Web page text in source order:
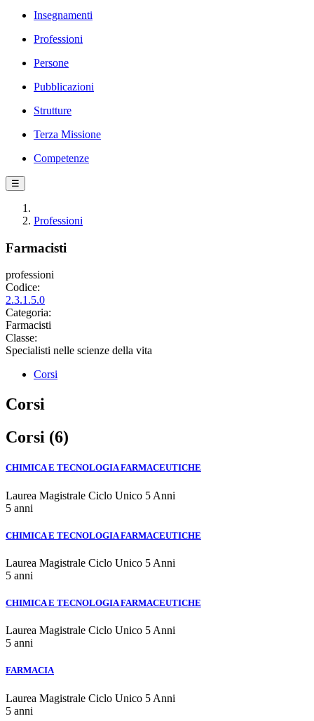
Insegnamenti
Professioni
Persone
Pubblicazioni
Strutture
Terza Missione
Competenze
☰
Professioni
Farmacisti
professioni
Codice:
2.3.1.5.0
Categoria:
Farmacisti
Classe:
Specialisti nelle scienze della vita
Corsi
Corsi
Corsi (6)
CHIMICA E TECNOLOGIA FARMACEUTICHE
Laurea Magistrale Ciclo Unico 5 Anni
5 anni
CHIMICA E TECNOLOGIA FARMACEUTICHE
Laurea Magistrale Ciclo Unico 5 Anni
5 anni
CHIMICA E TECNOLOGIA FARMACEUTICHE
Laurea Magistrale Ciclo Unico 5 Anni
5 anni
FARMACIA
Laurea Magistrale Ciclo Unico 5 Anni
5 anni